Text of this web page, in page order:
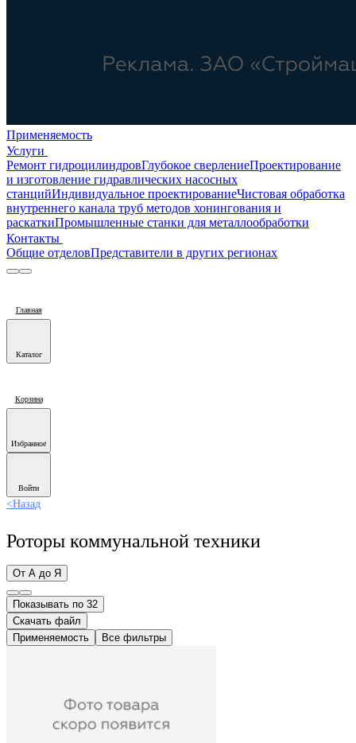
Применяемость
Услуги
Ремонт гидроцилиндровГлубокое сверлениеПроектирование
и изготовление гидравлических насосных
станцийИндивидуальное проектированиеЧистовая обработка
внутреннего канала труб методов хонингования и
раскаткиПромышленные станки для металлообработки
Контакты
Общие отделовПредставители в других регионах
Главная
Каталог
Корзина
Избранное
Войти
<Назад
Роторы коммунальной техники
От А до Я
Показывать по 32
Скачать файл
Применяемость
Все фильтры